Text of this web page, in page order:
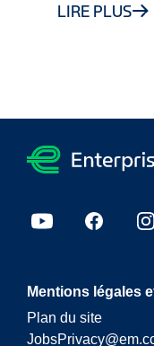
LIRE PLUS
Mentions légales
Plan du site